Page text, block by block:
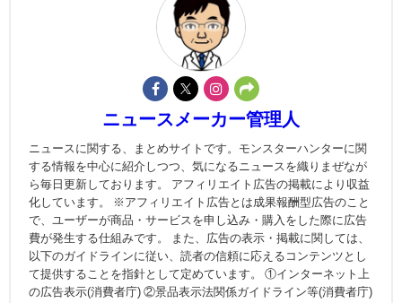
ニュースメーカー管理人
ニュースに関する、まとめサイトです。モンスターハンターに関
する情報を中心に紹介しつつ、気になるニュースを織りまぜなが
ら毎日更新しております。 アフィリエイト広告の掲載により収益
化しています。 ※アフィリエイト広告とは成果報酬型広告のこと
で、ユーザーが商品・サービスを申し込み・購入をした際に広告
費が発生する仕組みです。 また、広告の表示・掲載に関しては、
以下のガイドラインに従い、読者の信頼に応えるコンテンツとし
て提供することを指針として定めています。 ①インターネット上
の広告表示(消費者庁) ②景品表示法関係ガイドライン等(消費者庁)